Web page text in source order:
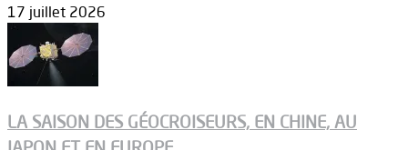
17 juillet 2026
LA SAISON DES GÉOCROISEURS, EN CHINE, AU